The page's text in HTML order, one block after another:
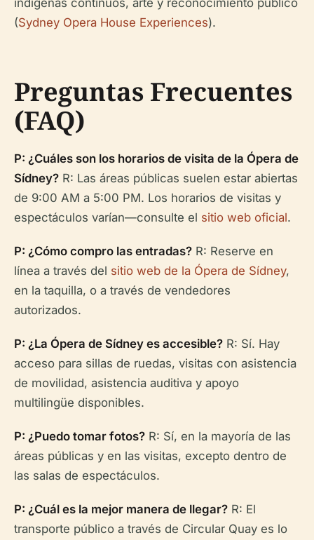
(Sydney Opera House Experiences).
Preguntas Frecuentes
(FAQ)
P: ¿Cuáles son los horarios de visita de la Ópera de
Sídney? R: Las áreas públicas suelen estar abiertas
de 9:00 AM a 5:00 PM. Los horarios de visitas y
espectáculos varían—consulte el sitio web oficial.
P: ¿Cómo compro las entradas? R: Reserve en
línea a través del sitio web de la Ópera de Sídney,
en la taquilla, o a través de vendedores
autorizados.
P: ¿La Ópera de Sídney es accesible? R: Sí. Hay
acceso para sillas de ruedas, visitas con asistencia
de movilidad, asistencia auditiva y apoyo
multilingüe disponibles.
P: ¿Puedo tomar fotos? R: Sí, en la mayoría de las
áreas públicas y en las visitas, excepto dentro de
las salas de espectáculos.
P: ¿Cuál es la mejor manera de llegar? R: El
transporte público a través de Circular Quay es lo